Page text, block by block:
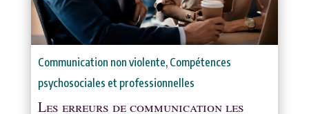
Communication non violente, Compétences
psychosociales et professionnelles
Les erreurs de communication les